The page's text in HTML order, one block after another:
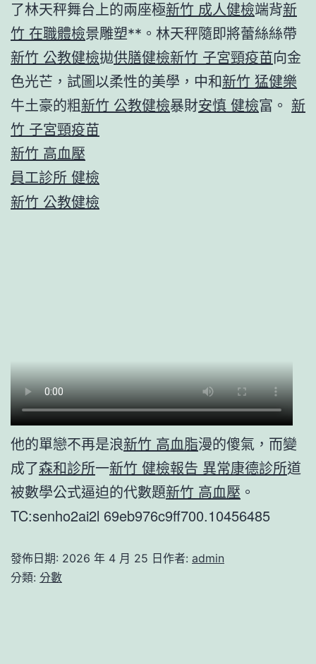
了林天秤舞台上的兩座極新竹 成人健檢端背新
竹 在職體檢景雕塑**。林天秤隨即將蕾絲絲帶
新竹 公教健檢拋供膳健檢新竹 子宮頸疫苗向金
色光芒，試圖以柔性的美學，中和新竹 猛健樂
牛土豪的粗 新竹 公教健檢暴財安慎 健檢富。 新
竹 子宮頸疫苗
新竹 高血壓
員工診所 健檢
新竹 公教健檢
他的單戀不再是浪新竹 高血脂漫的傻氣，而變
成了森和診所一新竹 健檢報告 異常康德診所道
被數學公式逼迫的代數題新竹 高血壓 。
TC:senho2ai2l 69eb976c9ff700.10456485
發佈日期: 2026 年 4 月 25 日作者: admin
分類: 分數